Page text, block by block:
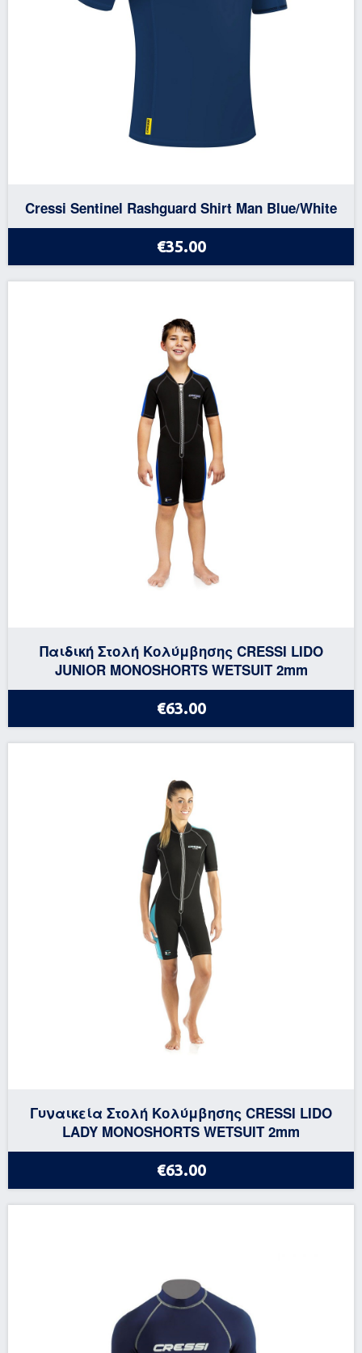
Cressi Sentinel Rashguard Shirt Man Blue/White
€35.00
Παιδική Στολή Κολύμβησης CRESSI LIDO
JUNIOR MONOSHORTS WETSUIT 2mm
€63.00
Γυναικεία Στολή Κολύμβησης CRESSI LIDO
LADY MONOSHORTS WETSUIT 2mm
€63.00